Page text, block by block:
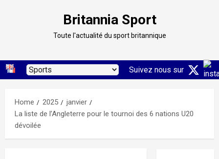
Britannia Sport
Toute l'actualité du sport britannique
Suivez nous sur
Home 2025
janvier
La liste de l’Angleterre pour le tournoi des 6 nations U20
dévoilée